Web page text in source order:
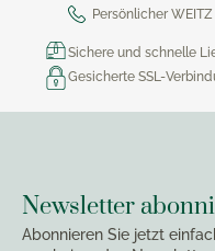
Persönlicher
Sichere und schnelle
Gesicherte SSL-
Newsletter
Abonnieren Sie jetzt